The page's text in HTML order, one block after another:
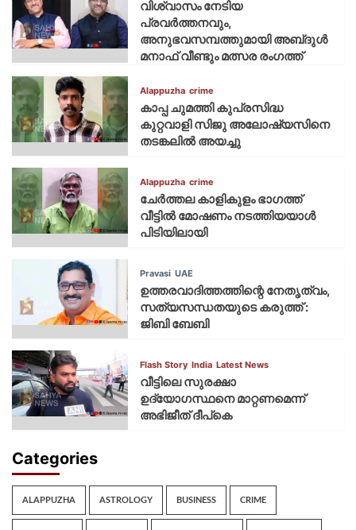
വിശ്വാസം നേടിയ
പ്രവർത്തനവും,
അനുഭവസമ്പത്തുമായി അബ്‌ദുൾ
മനാഫ് വീണ്ടും മത്സര രംഗത്ത്
Alappuzha crime
കാപ്പ ചുമത്തി കുപ്രസിദ്ധ
കുറ്റവാളി സിജു അലോഷ്യസിനെ
തടങ്കലിൽ അയച്ചു
Alappuzha crime
ചേർത്തല കാളികുളം ഭാഗത്ത്
വീട്ടിൽ മോഷണം നടത്തിയയാൾ
പിടിയിലായി
Pravasi UAE
ഉത്തരവാദിത്തത്തിന്റെ നേതൃത്വം,
സത്യസന്ധതയുടെ കരുത്ത് :
ജിബി ബേബി
Flash Story India Latest News
വീട്ടിലെ സുരക്ഷാ
ഉദ്യോഗസ്ഥനെ മാറ്റണമെന്ന്
അഭിജീത് ദീപ്‌കെ
Categories
ALAPPUZHA ASTROLOGY BUSINESS CRIME